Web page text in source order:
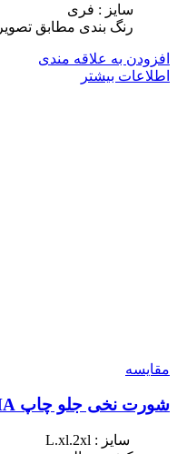
سایز : فری
رنگ بندی مطابق تصویر
افزودن به علاقه مندی
اطلاعات بیشتر
مقایسه
شورت نخی جلو چاپ EMA
سایز : L.xl.2xl